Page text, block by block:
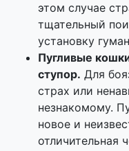
этом случае
тщательный
установку
Пугливые
ступор. Для
страх или
незнакомому.
новое и
отличительная